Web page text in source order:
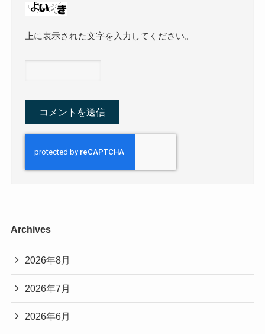
上に表示された文字を入力してください。
Archives
2026年8月
2026年7月
2026年6月